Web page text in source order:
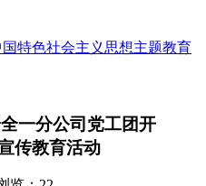
特色社会主义思想主题教育
一分公司党工团开
传教育活动